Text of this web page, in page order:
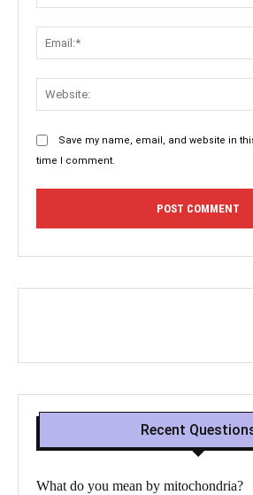
Save my name, email, and website in
time I comment.
Recent
What do you mean by mitochondria?​